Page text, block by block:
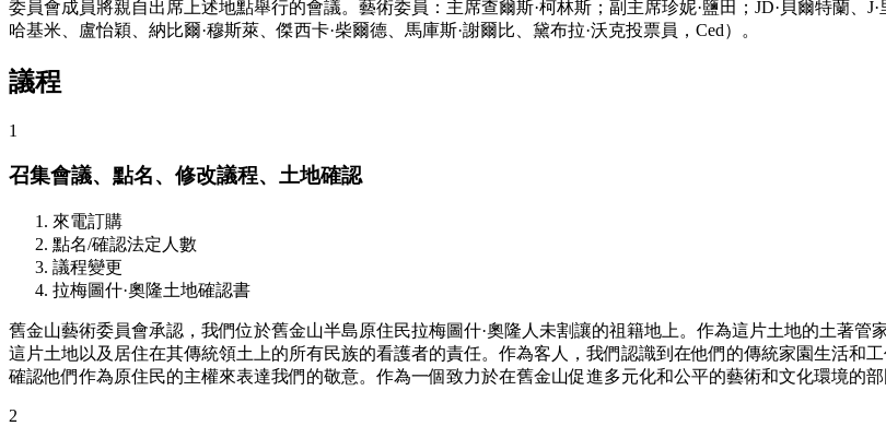
委員會成員將親自出席上述地點舉行的會議。藝術委員：主席查爾斯·柯林斯；副主席珍妮·鹽田；JD·貝爾特蘭、
哈基米、盧怡穎、納比爾·穆斯萊、傑西卡·柴爾德、馬庫斯·謝爾比、黛布拉·沃克投票員，Ced）。
議程
1
召集會議、點名、修改議程、土地確認
來電訂購
點名/確認法定人數
議程變更
拉梅圖什·奧隆土地確認書
舊金山藝術委員會承認，我們位於舊金山半島原住民拉梅圖什·奧隆人未割讓的祖籍地上。作為這片土地的土著管
這片土地以及居住在其傳統領土上的所有民族的看護者的責任。作為客人，我們認識到在他們的傳統家園生活和
確認他們作為原住民的主權來表達我們的敬意。作為一個致力於在舊金山促進多元化和公平的藝術和文化環境的
2